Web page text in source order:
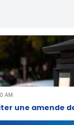
AM
une amende